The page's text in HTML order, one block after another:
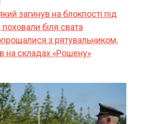
загинув на блокпості під
біля свата
з рятувальником,
на складах «Рошену»